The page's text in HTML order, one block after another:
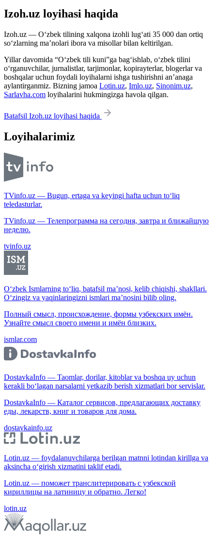
Izoh.uz loyihasi haqida
Izoh.uz — O‘zbek tilining xalqona izohli lug‘ati 35 000 dan ortiq
so‘zlarning ma’nolari ibora va misollar bilan keltirilgan.
Yillar davomida “O‘zbek tili kuni”ga bag‘ishlab, o‘zbek tilini
o‘rganuvchilar, jurnalistlar, tarjimonlar, kopirayterlar, blogerlar va
boshqalar uchun foydali loyihalarni ishga tushirishni an’anaga
aylantirganmiz. Bizning jamoa Lotin.uz, Imlo.uz, Sinonim.uz,
Sarlavha.com loyihalarini hukmingizga havola qilgan.
Batafsil Izoh.uz loyihasi haqida
Loyihalarimiz
TVinfo.uz — Bugun, ertaga va keyingi hafta uchun to‘liq
teledasturlar.
TVinfo.uz — Телепрограмма на сегодня, завтра и ближайшую
неделю.
tvinfo.uz
O‘zbek Ismlarning to‘liq, batafsil ma’nosi, kelib chiqishi, shakllari.
O‘zingiz va yaqinlaringizni ismlari ma’nosini bilib oling.
Полный смысл, происхождение, формы узбекских имён.
Узнайте смысл своего имени и имён близких.
ismlar.com
DostavkaInfo — Taomlar, dorilar, kitoblar va boshqa uy uchun
kerakli bo‘lagan narsalarni yetkazib berish xizmatlari bor servislar.
DostavkaInfo — Каталог сервисов, предлагающих доставку
еды, лекарств, книг и товаров для дома.
dostavkainfo.uz
Lotin.uz — foydalanuvchilarga berilgan matnni lotindan kirillga va
aksincha o‘girish xizmatini taklif etadi.
Lotin.uz — поможет транслитерировать с узбекской
кириллицы на латиницу и обратно. Легко!
lotin.uz